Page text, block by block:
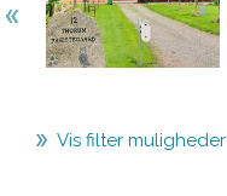
Vis filter muligheder